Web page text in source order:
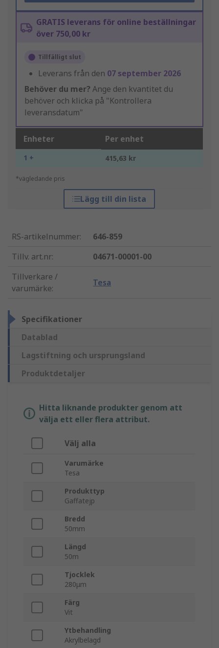
GRATIS leverans för online beställningar
över 750,00 kr
Tillfälligt slut
Leverans från den 07 september 2026
Behöver du mer? Ange den kvantitet du
behöver och klicka på "Kontrollera
leveransdatum"
Enheter Per enhet
1 + 415,63 kr
*vägledande pris
Lägg till din lista
RS-artikelnummer:
646-859
Tillv. art.nr:
04671-00001-00
Tillverkare /
varumärke:
Tesa
Specifikationer
Datablad
Lagstiftning och ursprungsland
Produktdetaljer
Hitta liknande produkter genom att
välja ett eller flera attribut.
Välj alla
Varumärke
Tesa
Produkttyp
Gaffatejp
Bredd
50mm
Längd
50m
Tjocklek
280μm
Färg
Vit
Ytbehandling
Akrylbelagd